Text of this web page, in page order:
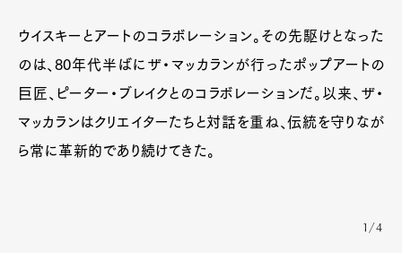
ウイスキーとアートのコラボレーション。その先駆けとなった
のは、80年代半ばにザ・マッカランが行ったポップアートの
巨匠、ピーター・ブレイクとのコラボレーションだ。以来、ザ・
マッカランはクリエイターたちと対話を重ね、伝統を守りなが
ら常に革新的であり続けてきた。
1/4